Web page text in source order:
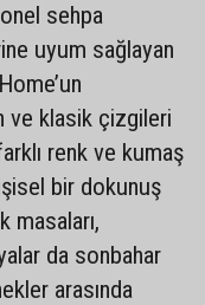
sehpa
uyum sağlayan
ve klasik çizgileri
renk ve kumaş
bir dokunuş
masaları,
da sonbahar
arasında